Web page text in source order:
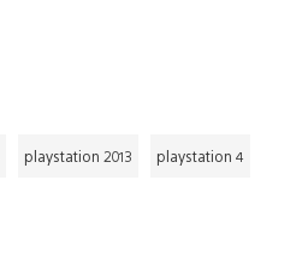
playstation 2013 playstation 4